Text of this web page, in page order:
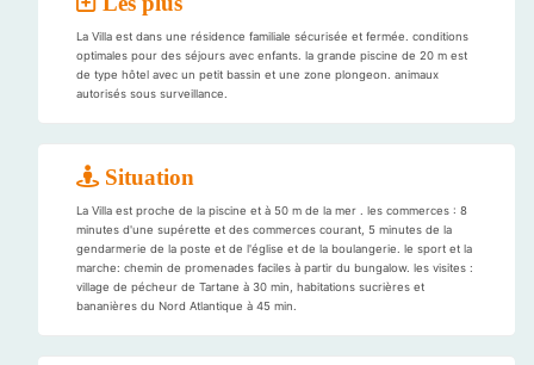
La Villa est dans une résidence familiale sécurisée et fermée. conditions
optimales pour des séjours avec enfants. la grande piscine de 20 m est
de type hôtel avec un petit bassin et une zone plongeon. animaux
autorisés sous surveillance.
Situation
La Villa est proche de la piscine et à 50 m de la mer . les commerces : 8
minutes d'une supérette et des commerces courant, 5 minutes de la
gendarmerie de la poste et de l'église et de la boulangerie. le sport et la
marche: chemin de promenades faciles à partir du bungalow. les visites :
village de pécheur de Tartane à 30 min, habitations sucrières et
bananières du Nord Atlantique à 45 min.